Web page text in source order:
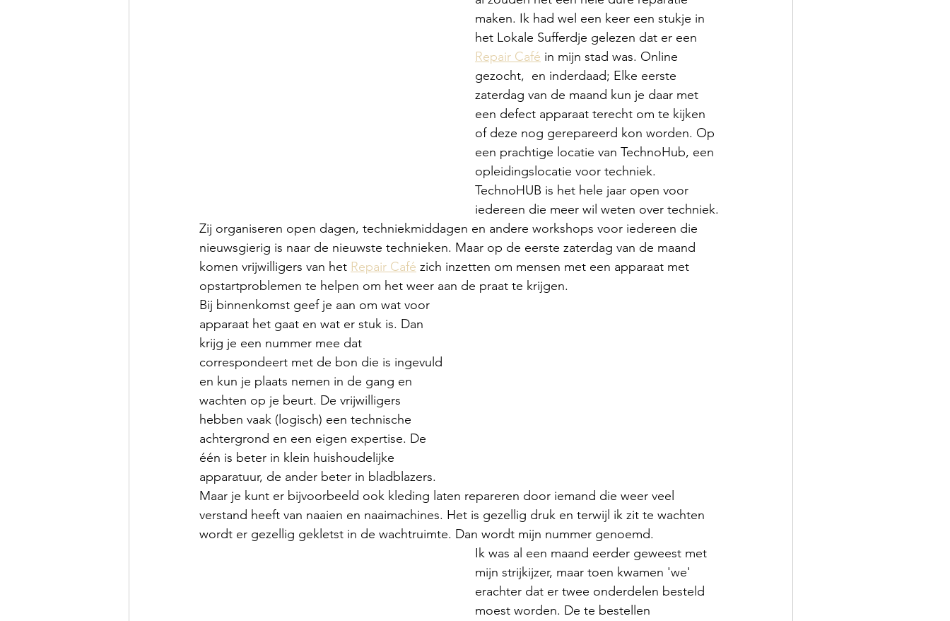
maken. Ik had wel een keer een stukje in
het Lokale Sufferdje gelezen dat er een
Repair Café in mijn stad was. Online
gezocht,  en inderdaad; Elke eerste
zaterdag van de maand kun je daar met
een defect apparaat terecht om te kijken
of deze nog gerepareerd kon worden. Op
een prachtige locatie van TechnoHub, een
opleidingslocatie voor techniek.
TechnoHUB is het hele jaar open voor
iedereen die meer wil weten over techniek.
Zij organiseren open dagen, techniekmiddagen en andere workshops voor iedereen die
nieuwsgierig is naar de nieuwste technieken. Maar op de eerste zaterdag van de maand
komen vrijwilligers van het Repair Café zich inzetten om mensen met een apparaat met
opstartproblemen te helpen om het weer aan de praat te krijgen.
Bij binnenkomst geef je aan om wat voor
apparaat het gaat en wat er stuk is. Dan
krijg je een nummer mee dat
correspondeert met de bon die is ingevuld
en kun je plaats nemen in de gang en
wachten op je beurt. De vrijwilligers
hebben vaak (logisch) een technische
achtergrond en een eigen expertise. De
één is beter in klein huishoudelijke
apparatuur, de ander beter in bladblazers.
Maar je kunt er bijvoorbeeld ook kleding laten repareren door iemand die weer veel
verstand heeft van naaien en naaimachines. Het is gezellig druk en terwijl ik zit te wachten
wordt er gezellig gekletst in de wachtruimte. Dan wordt mijn nummer genoemd.
Ik was al een maand eerder geweest met
mijn strijkijzer, maar toen kwamen 'we'
erachter dat er twee onderdelen besteld
moest worden. De te bestellen